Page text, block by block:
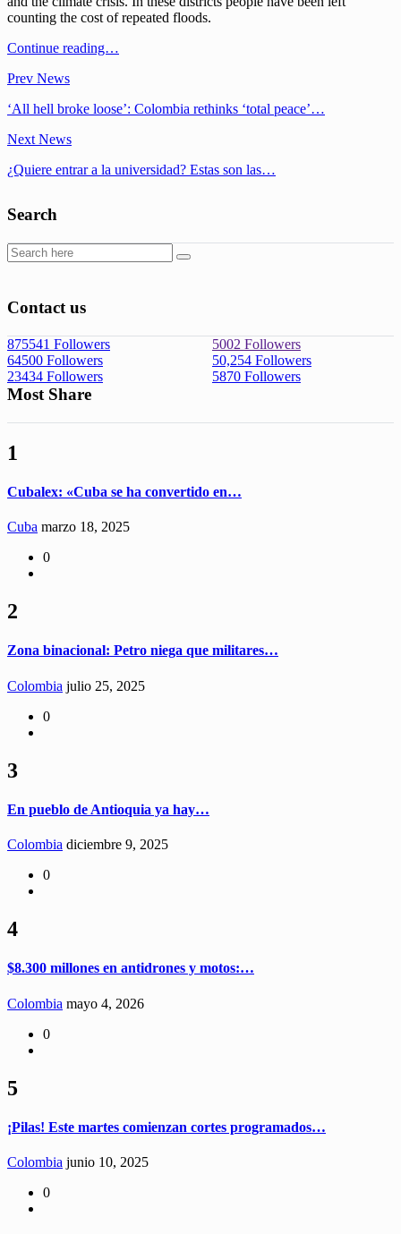
counting the cost of repeated floods.
Continue reading…
Prev News
‘All hell broke loose’: Colombia rethinks ‘total peace’…
Next News
¿Quiere entrar a la universidad? Estas son las…
Search
Contact us
875541 Followers 5002 Followers
64500 Followers 50,254 Followers
23434 Followers 5870 Followers
Most Share
1
Cubalex: «Cuba se ha convertido en…
Cuba marzo 18, 2025
0
2
Zona binacional: Petro niega que militares…
Colombia julio 25, 2025
0
3
En pueblo de Antioquia ya hay…
Colombia diciembre 9, 2025
0
4
$8.300 millones en antidrones y motos:…
Colombia mayo 4, 2026
0
5
¡Pilas! Este martes comienzan cortes programados…
Colombia junio 10, 2025
0